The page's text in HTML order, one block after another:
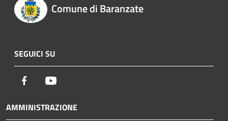
Comune di Baranzate
SEGUICI SU
Facebook
AMMINISTRAZIONE